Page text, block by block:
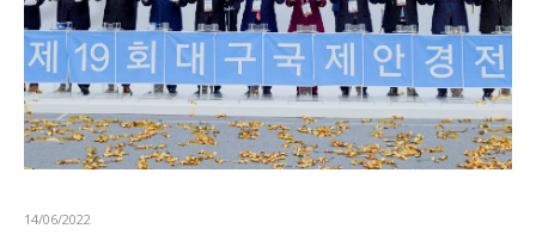
14/06/2022